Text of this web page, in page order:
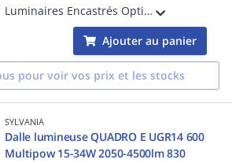
Luminaires Encastrés OptiClip Accessoire kit de montage pour plafond plâtre
Ajouter au panier
pour voir vos prix et les stocks
SYLVANIA
Dalle lumineuse QUADRO E UGR14 600
Multipow 15-34W 2050-4500lm 830